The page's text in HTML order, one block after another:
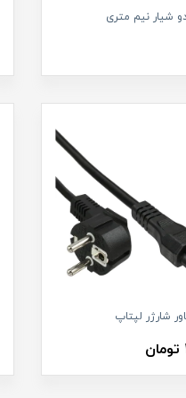
شیار نیم متری
شارژر لپتاپ